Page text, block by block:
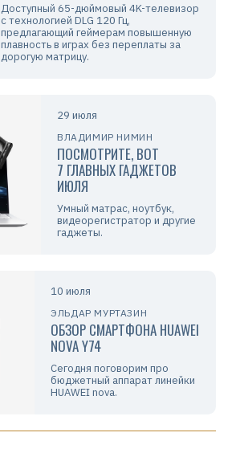
Доступный 65-дюймовый 4K-телевизор
с технологией DLG 120 Гц,
предлагающий геймерам повышенную
плавность в играх без переплаты за
дорогую матрицу.
29 июля
ВЛАДИМИР НИМИН
ПОСМОТРИТЕ, ВОТ
7 ГЛАВНЫХ ГАДЖЕТОВ
ИЮЛЯ
Умный матрас, ноутбук,
видеорегистратор и другие
гаджеты.
10 июля
ЭЛЬДАР МУРТАЗИН
ОБЗОР СМАРТФОНА HUAWEI
NOVA Y74
Сегодня поговорим про
бюджетный аппарат линейки
HUAWEI nova.